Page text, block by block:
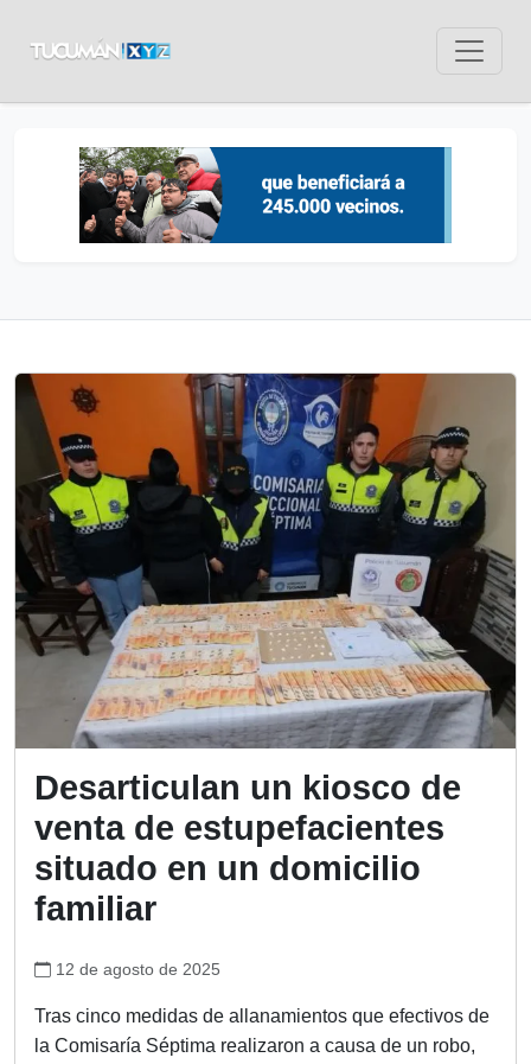
Desarticulan un kiosco de
venta de estupefacientes
situado en un domicilio
familiar
12 de agosto de 2025
Tras cinco medidas de allanamientos que efectivos de
la Comisaría Séptima realizaron a causa de un robo,